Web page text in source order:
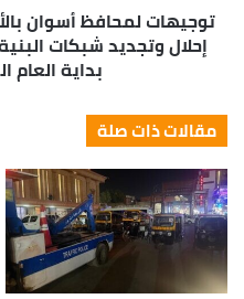
توجيهات لمحافظ أسوان
إحلال وتجديد شبكات
بداية العام
مقالات ذات صلة